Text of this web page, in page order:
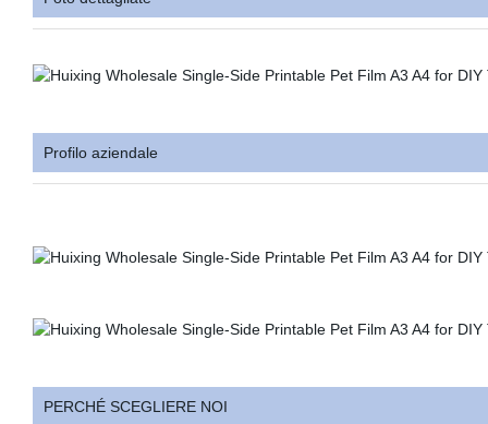
Profilo aziendale
PERCHÉ SCEGLIERE NOI